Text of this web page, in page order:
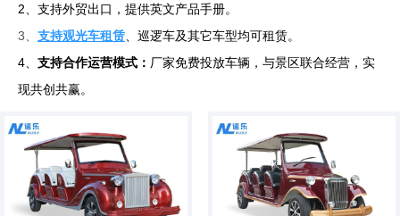
2、支持外贸出口，提供英文产品手册。
3、 支持观光车租赁 、巡逻车及其它车型均可租赁。
4、 支持合作运营模式： 厂家免费投放车辆，与景区联合经营，实
现共创共赢。